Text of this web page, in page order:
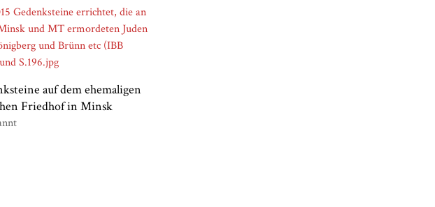
auf dem ehemaligen
Friedhof in Minsk